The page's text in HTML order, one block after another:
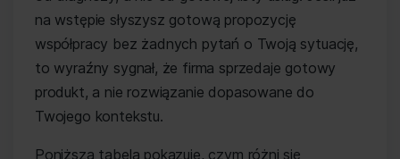
na wstępie słyszysz gotową propozycję
współpracy bez żadnych pytań o Twoją sytuację,
to wyraźny sygnał, że firma sprzedaje gotowy
produkt, a nie rozwiązanie dopasowane do
Twojego kontekstu.
Poniższa tabela pokazuje, czym różni się